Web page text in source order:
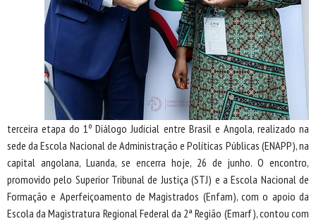
terceira etapa do 1º Diálogo Judicial entre Brasil e Angola, realizado na
sede da Escola Nacional de Administração e Políticas Públicas (ENAPP), na
capital angolana, Luanda, se encerra hoje, 26 de junho. O encontro,
promovido pelo Superior Tribunal de Justiça (STJ) e a Escola Nacional de
Formação e Aperfeiçoamento de Magistrados (Enfam), com o apoio da
Escola da Magistratura Regional Federal da 2ª Região (Emarf), contou com